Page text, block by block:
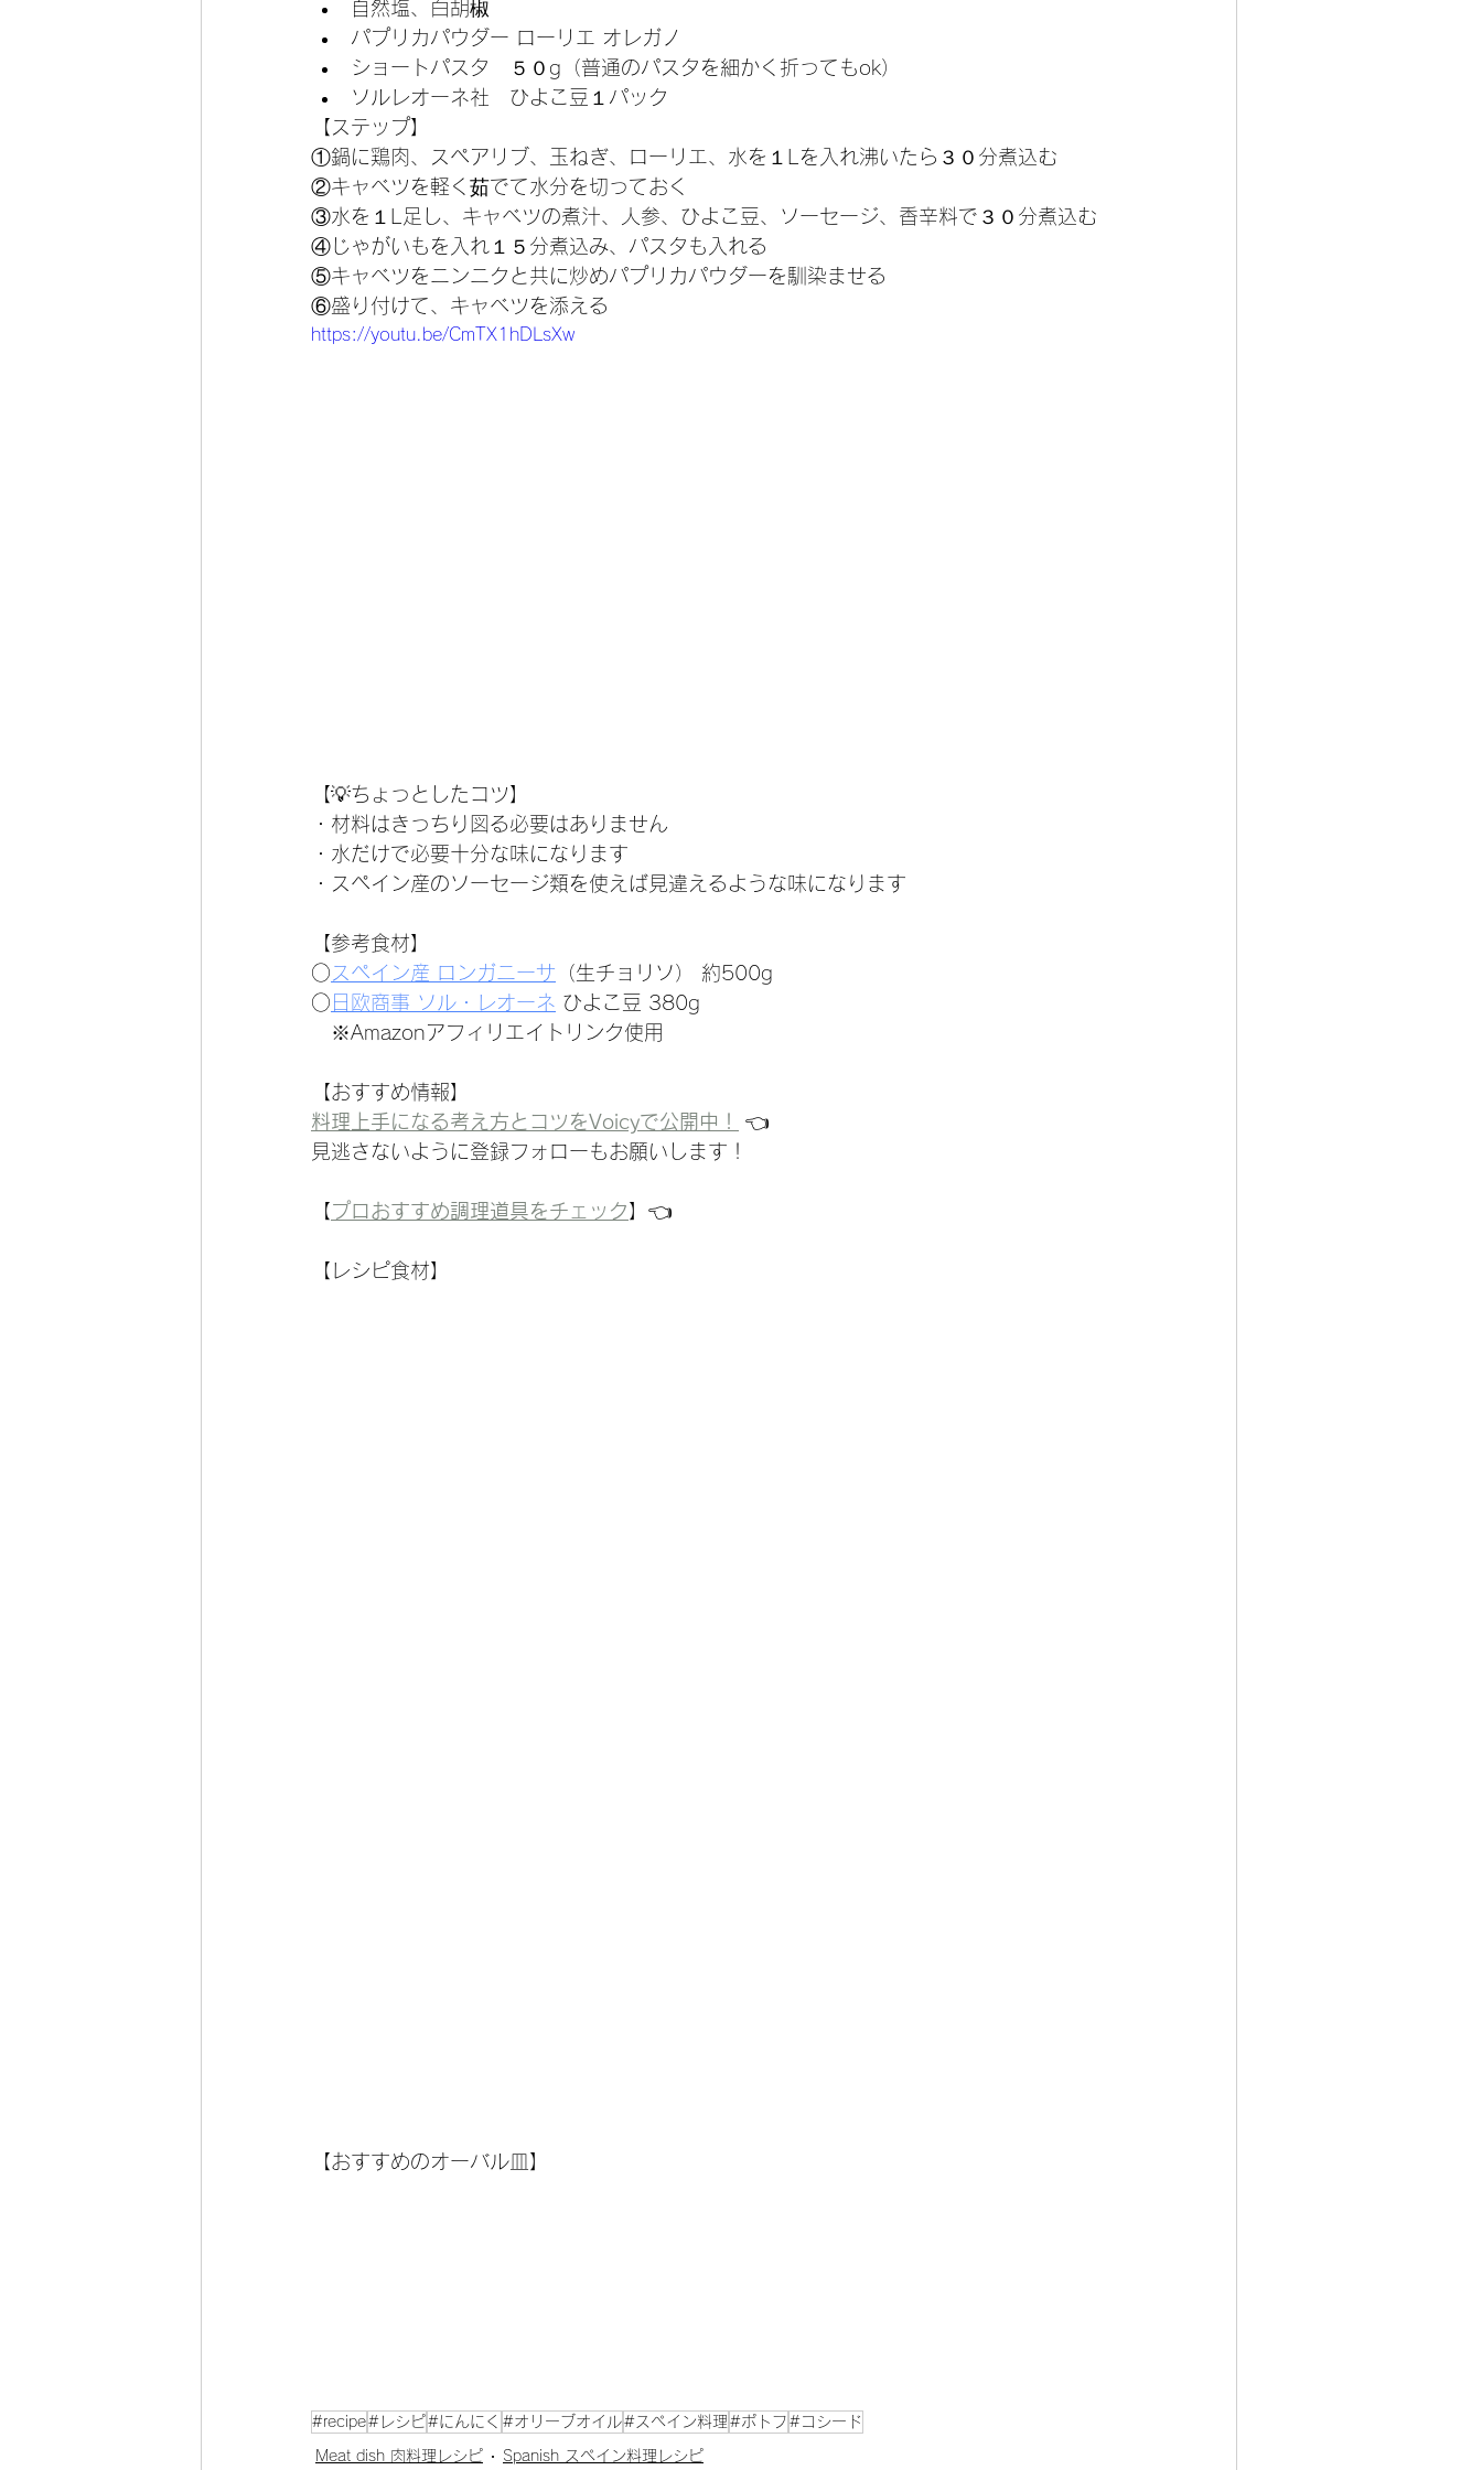
自然塩、白胡椒
パプリカパウダー ローリエ オレガノ
ショートパスタ　５０g（普通のパスタを細かく折ってもok）
ソルレオーネ社　ひよこ豆１パック
【ステップ】
①鍋に鶏肉、スペアリブ、玉ねぎ、ローリエ、水を１Lを入れ沸いたら３０分煮込む
②キャベツを軽く茹でて水分を切っておく
③水を１L足し、キャベツの煮汁、人参、ひよこ豆、ソーセージ、香辛料で３０分煮込む
④じゃがいもを入れ１５分煮込み、パスタも入れる
⑤キャベツをニンニクと共に炒めパプリカパウダーを馴染ませる
⑥盛り付けて、キャベツを添える
https://youtu.be/CmTX1hDLsXw
【💡ちょっとしたコツ】
・材料はきっちり図る必要はありません
・水だけで必要十分な味になります
・スペイン産のソーセージ類を使えば見違えるような味になります
【参考食材】
○ スペイン産 ロンガニーサ （生チョリソ） 約500g
○ 日欧商事 ソル・レオーネ ひよこ豆 380g
※Amazonアフィリエイトリンク使用
【おすすめ情報】
料理上手になる考え方とコツをVoicyで公開中！
👈
見逃さないように登録フォローもお願いします！
【 プロおすすめ調理道具をチェック 】👈
【レシピ食材】
【おすすめのオーバル皿】
#recipe#レシピ#にんにく #オリーブオイル#スペイン料理 #ポトフ #コシード
Meat dish 肉料理レシピ Spanish スペイン料理レシピ